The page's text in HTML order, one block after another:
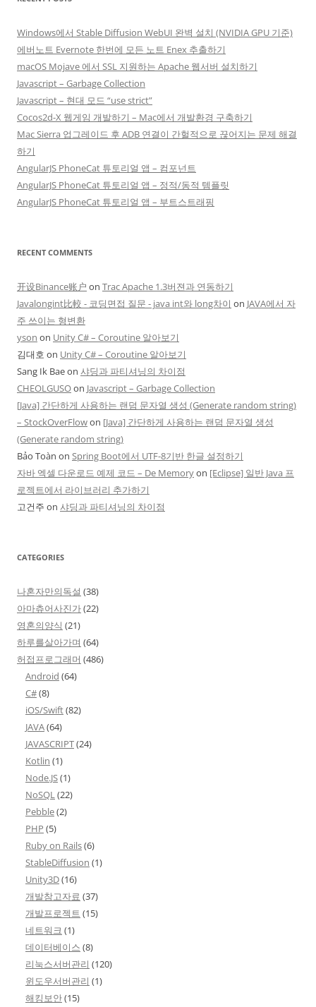
Windows에서 Stable Diffusion WebUI 완벽 설치 (NVIDIA GPU 기준)
에버노트 Evernote 한번에 모든 노트 Enex 추출하기
macOS Mojave 에서 SSL 지원하는 Apache 웹서버 설치하기
Javascript – Garbage Collection
Javascript – 현대 모드 “use strict”
Cocos2d-X 웹게임 개발하기 – Mac에서 개발환경 구축하기
Mac Sierra 업그레이드 후 ADB 연결이 간헐적으로 끊어지는 문제 해결
하기
AngularJS PhoneCat 튜토리얼 앱 – 컴포넌트
AngularJS PhoneCat 튜토리얼 앱 – 정적/동적 템플릿
AngularJS PhoneCat 튜토리얼 앱 – 부트스트래핑
RECENT COMMENTS
开设Binance账户 on Trac Apache 1.3버젼과 연동하기
Javalongint比較 - 코딩면접 질문 - java int와 long차이 on JAVA에서 자
주 쓰이는 형변환
yson on Unity C# – Coroutine 알아보기
김대호 on Unity C# – Coroutine 알아보기
Sang Ik Baeon 샤딩과 파티셔닝의 차이점
CHEOLGUSOon Javascript – Garbage Collection
[Java] 간단하게 사용하는 랜덤 문자열 생성 (Generate random string)
– StockOverFlowon [Java] 간단하게 사용하는 랜덤 문자열 생성
(Generate random string)
Bảo Toàn on Spring Boot에서 UTF-8기반 한글 설정하기
자바 엑셀 다운로드 예제 코드 – De Memoryon [Eclipse] 일반 Java 프
로젝트에서 라이브러리 추가하기
고건주 on 샤딩과 파티셔닝의 차이점
CATEGORIES
나혼자만의독설 (38)
아마츄어사진가(22)
영혼의양식 (21)
하루를살아가며 (64)
허접프로그래머 (486)
Android (64)
C#(8)
iOS/Swift(82)
JAVA(64)
JAVASCRIPT(24)
Kotlin (1)
Node.JS(1)
NoSQL(22)
Pebble(2)
PHP (5)
Ruby on Rails(6)
StableDiffusion (1)
Unity3D(16)
개발참고자료 (37)
개발프로젝트 (15)
네트워크 (1)
데이터베이스 (8)
리눅스서버관리 (120)
윈도우서버관리 (1)
해킹보안(15)